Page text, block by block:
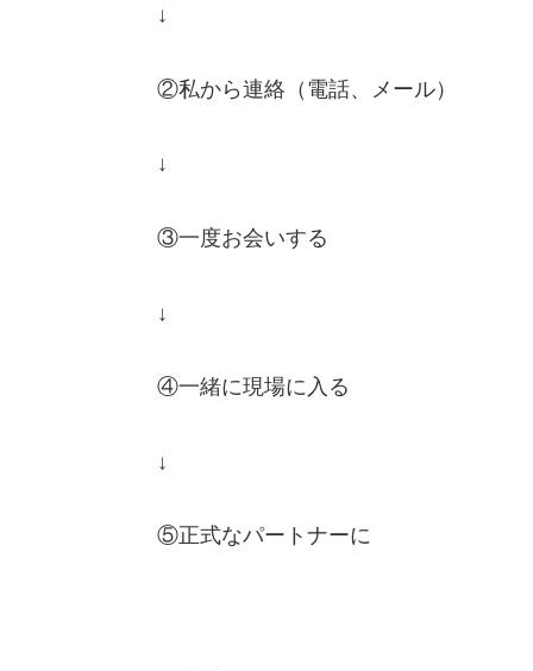
↓
②私から連絡（電話、メール）
↓
③一度お会いする
↓
④一緒に現場に入る
↓
⑤正式なパートナーに